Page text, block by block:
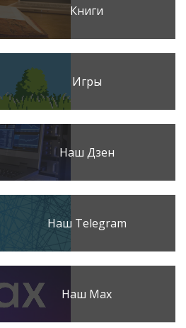
Книги
Игры
Наш Дзен
Наш Telegram
Наш Max